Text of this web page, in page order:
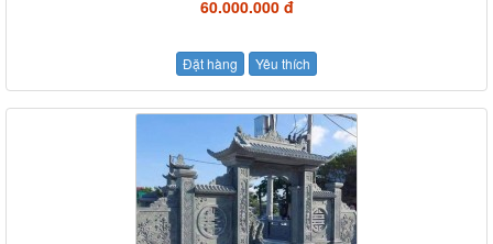
60.000.000 đ
Đặt hàng Yêu thích